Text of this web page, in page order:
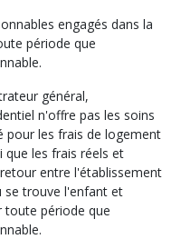
engagés dans la
période que
général,
n'offre pas les soins
pour les frais de logement
que les frais réels et
entre l'établissement
se trouve l'enfant et
toute période que